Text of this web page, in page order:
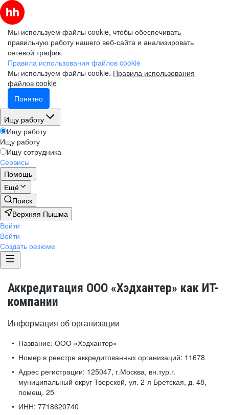
Мы используем файлы cookie, чтобы обеспечивать
правильную работу нашего веб-сайта и анализировать
сетевой трафик.
Правила использования файлов cookie
Мы используем файлы cookie. Правила использования
файлов cookie
Понятно
Ищу работу
Ищу работу
Ищу работу
Ищу сотрудника
Сервисы
Помощь
Ещё
Поиск
Верхняя Пышма
Войти
Войти
Создать резюме
Аккредитация ООО «Хэдхантер» как ИТ-
компании
Информация об организации
Название: ООО «Хэдхантер»
Номер в реестре аккредитованных организаций: 11678
Адрес регистрации: 125047, г.Москва, вн.тур.г.
муниципальный округ Тверской, ул. 2-я Бретская, д. 48,
помещ. 25
ИНН: 7718620740